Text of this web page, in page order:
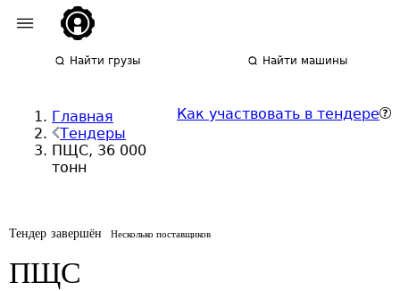
Найти грузы Найти машины
Главная
Тендеры
ПЩС, 36 000
тонн
Как участвовать в тендере
Тендер завершён Несколько поставщиков
ПЩС